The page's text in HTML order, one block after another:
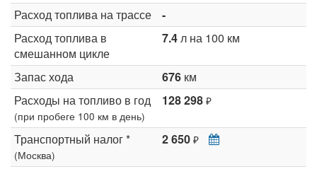
Расход топлива на трассе
-
Расход топлива в
смешанном цикле
7.4л на 100 км
Запас хода 676 км
Расходы на топливо в год
(при пробеге 100 км в день)
128 298 ₽
Транспортный налог *
(Москва)
2 650 ₽